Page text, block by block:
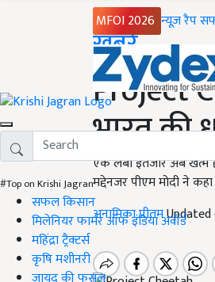
MFOI 2026 न्यूज़ रैप
#Top on Krishi Jagran
सफल किसान
मिलेनियर फार्मर ऑफ इंडिया अवॉर्ड
महिंद्रा ट्रैक्टर्स
कृषि मशीनरी
Home
ख़बरें
Project
भारत की
एक लंबा इंतजार अब खत्म
मद्देनजर पीएम मोदी ने
अनामिका प्रीतमUpdated